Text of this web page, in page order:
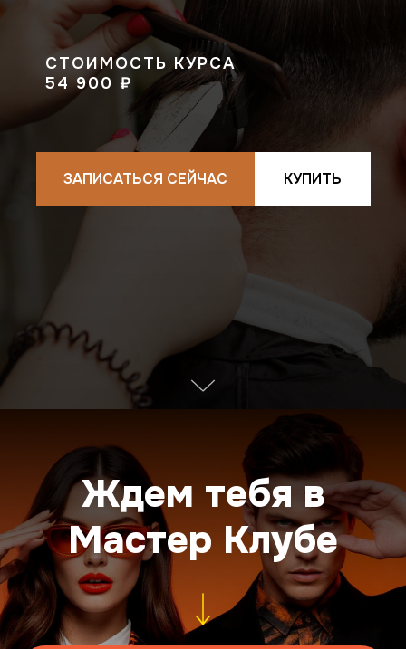
СТОИМОСТЬ КУРСА
54 900 ₽
ЗАПИСАТЬСЯ СЕЙЧАС КУПИТЬ
Ждем тебя в
Мастер Клубе